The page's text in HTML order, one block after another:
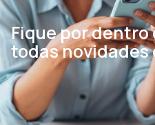
Fique por dentro
todas novidades